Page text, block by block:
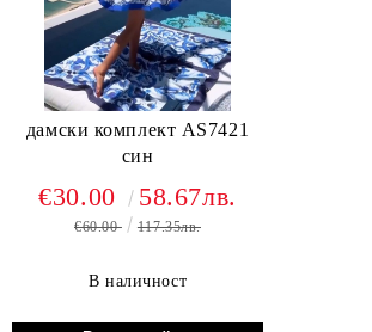
дамски комплект AS7421
син
€30.00 58.67лв.
€60.00 117.35лв.
В наличност